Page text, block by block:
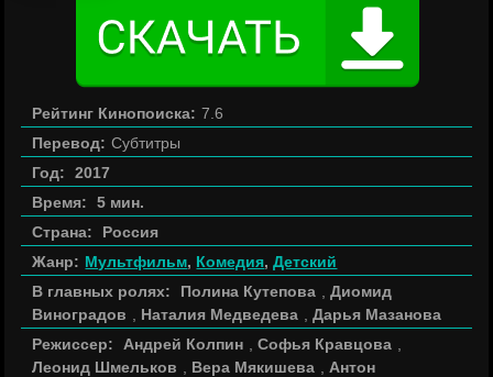
Рейтинг Кинопоиска: 7.6
Перевод: Субтитры
Год:
2017
Время:
5 мин.
Страна:
Россия
Жанр: Мультфильм, Комедия,Детский
В главных ролях:
Полина Кутепова ,Диомид
Виноградов
Наталия Медведева ,Дарья Мазанова
Режиссер:
Андрей Колпин ,Софья Кравцова
Леонид Шмельков
Вера Мякишева
Антон